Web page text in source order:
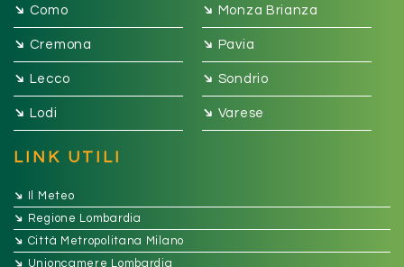
➔ Como ➔ Monza Brianza
➔ Cremona ➔ Pavia
➔ Lecco ➔ Sondrio
➔ Lodi ➔ Varese
LINK UTILI
➔ Il Meteo
➔ Regione Lombardia
➔ Città Metropolitana Milano
➔ Unioncamere Lombardia